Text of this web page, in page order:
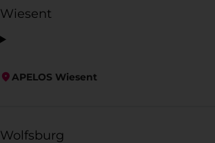
Wiesent
APELOS Wiesent
Wolfsburg